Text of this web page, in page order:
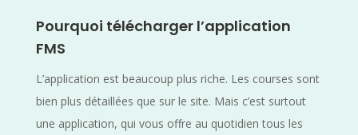
Pourquoi télécharger l’application
FMS
L’application est beaucoup plus riche. Les courses sont
bien plus détaillées que sur le site. Mais c’est surtout
une application, qui vous offre au quotidien tous les